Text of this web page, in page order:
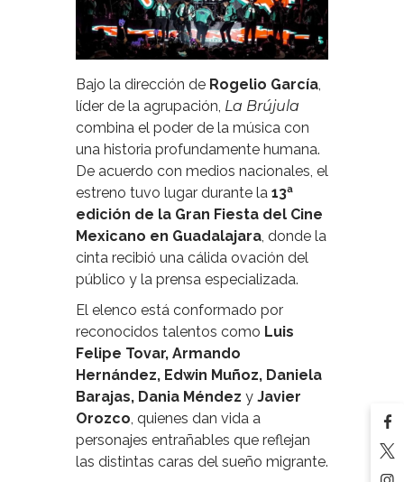
Bajo la dirección de Rogelio García
líder de la agrupación, La Brújula
combina el poder de la música con
una historia profundamente humana.
De acuerdo con medios nacionales, el
estreno tuvo lugar durante la 13ª
edición de la Gran Fiesta del Cine
Mexicano en Guadalajara , donde la
cinta recibió una cálida ovación del
público y la prensa especializada.
El elenco está conformado por
reconocidos talentos como Luis
Felipe Tovar, Armando
Hernández, Edwin Muñoz, Daniela
Barajas, Dania Méndez y Javier
Orozco , quienes dan vida a
personajes entrañables que reflejan
las distintas caras del sueño migrante.